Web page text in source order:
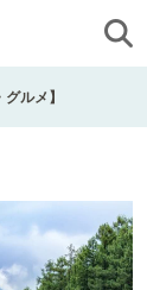
ルメ】